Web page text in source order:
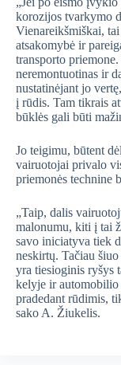
korozijos tvarkymo
Vienareikšmiškai,
atsakomybė ir
transporto
neremontuotinas ir
nustatinėjant jo
į rūdis. Tam tikrais
būklės gali būti
Jo teigimu, būtent
vairuotojai privalo
priemonės technine
„Taip, dalis
malonumu, kiti į tai
savo iniciatyva tiek
neskirtų. Tačiau
yra tiesioginis ryšys
kelyje ir automobilio
pradedant rūdimis,
sako A. Žiukelis.